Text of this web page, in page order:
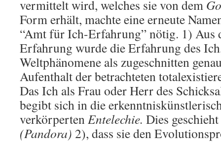
vermittelt wird, welches sie von dem
Form erhält, machte eine erneute
“Amt für Ich-Erfahrung” nötig. 1) Aus
Erfahrung wurde die Erfahrung des
Weltphänomene als zugeschnitten
Aufenthalt der betrachteten
Das Ich als Frau oder Herr des
begibt sich in die
verkörpertenEntelechie. Dies
(Pandora) 2), dass sie den